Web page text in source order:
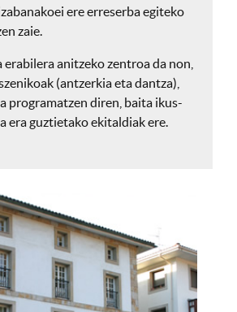
ere erreserba egiteko
zaie.
erabilera anitzeko zentroa da non,
(antzerkia eta dantza),
programatzen diren, baita ikus-
era guztietako ekitaldiak ere.